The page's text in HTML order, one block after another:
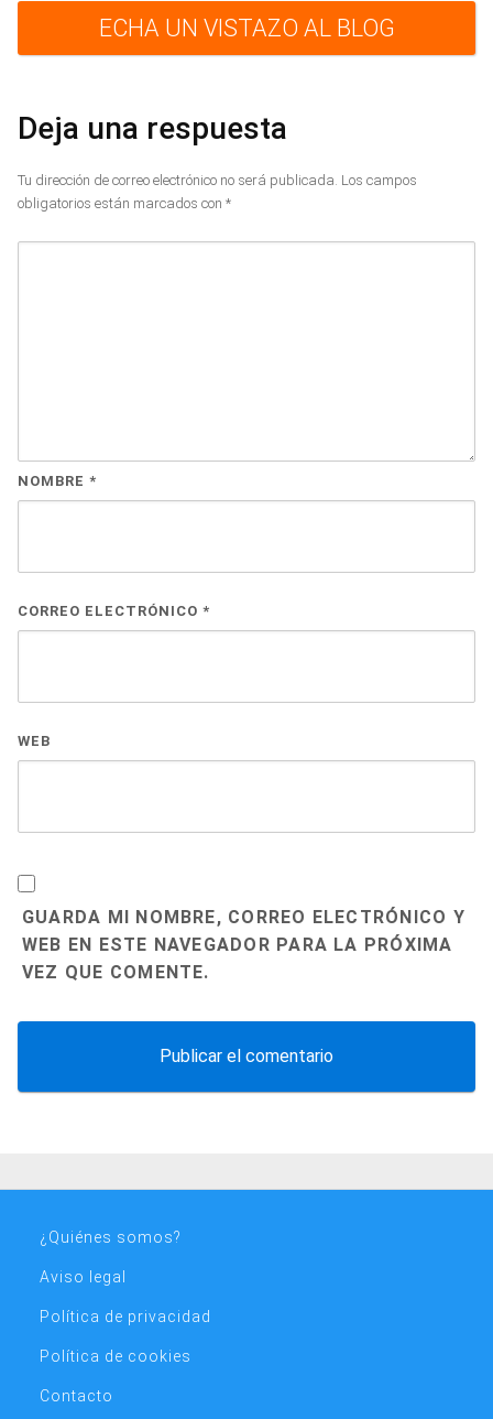
ECHA UN VISTAZO AL BLOG
Deja una respuesta
Tu dirección de correo electrónico no será publicada. Los campos
obligatorios están marcados con *
NOMBRE *
CORREO ELECTRÓNICO *
WEB
GUARDA MI NOMBRE, CORREO ELECTRÓNICO Y
WEB EN ESTE NAVEGADOR PARA LA PRÓXIMA
VEZ QUE COMENTE.
¿Quiénes somos?
Aviso legal
Política de privacidad
Política de cookies
Contacto